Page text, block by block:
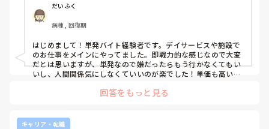
だいふく
病棟, 回復期
はじめまして！単発バイト経験者です。デイサービスや施設で
のお仕事をメインにやってました。即戦力的な感じなので大変
だとは思いますが、単発なので嫌だったらもう行かなくてもい
いし、人間関係気にしなくていいのが楽でした！単価も高いで
にちに空きがあるか分からないのでそこは難点ですかね。
回答をもっと見る
キャリア・転職